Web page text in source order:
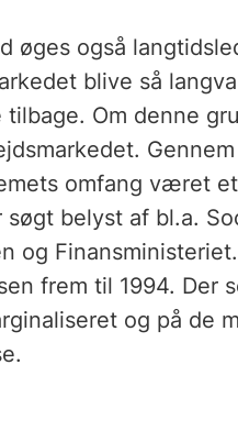
øges også
blive så
Om denne
omfang været
belyst af bl.a.
og
frem til 1994. Der
og på de